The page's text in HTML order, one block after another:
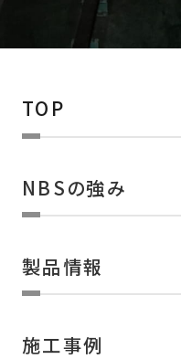
TOP
NBSの強み
製品情報
施工事例